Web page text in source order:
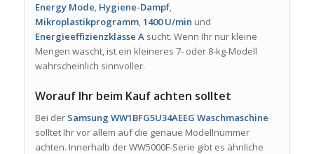
Energy Mode, Hygiene-Dampf,
Mikroplastikprogramm,1400 U/min und
Energieeffizienzklasse Asucht. Wenn Ihr nur kleine
Mengen wascht, ist ein kleineres 7- oder 8-kg-Modell
wahrscheinlich sinnvoller.
Worauf Ihr beim Kauf achten solltet
Bei der Samsung WW1BFG5U34AEEG Waschmaschine
solltet Ihr vor allem auf die genaue Modellnummer
achten. Innerhalb der WW5000F-Serie gibt es ähnliche